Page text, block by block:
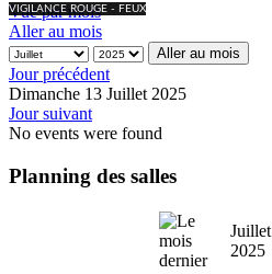
VIGILANCE ROUGE - FEUX
Vue par mois
Aller au mois
Aller au mois
Jour précédent
Dimanche 13 Juillet 2025
Jour suivant
No events were found
Planning des salles
Juillet
2025